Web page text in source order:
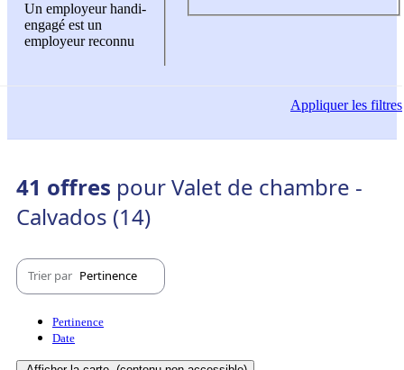
Un employeur handi-
engagé est un
employeur reconnu
Appliquerles filtres
41 offres pour Valet de chambre -
Calvados (14)
Trier par Pertinence
Pertinence
Date